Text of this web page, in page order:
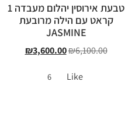
טבעת אירוסין יהלום מעבדה 1
קראט עם הילה מרובעת
JASMINE
₪6,100.00
₪3,600.00
Like